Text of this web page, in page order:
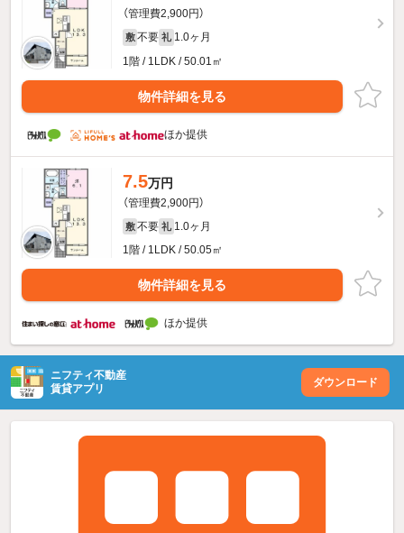
（管理費2,900円）
敷 不要 礼 1.0ヶ月
1階 / 1LDK / 50.01㎡
物件詳細を見る
ほか提供
7.5万円
（管理費2,900円）
敷 不要 礼 1.0ヶ月
1階 / 1LDK / 50.05㎡
物件詳細を見る
ほか提供
ニフティ不動産
賃貸アプリ
ダウンロード